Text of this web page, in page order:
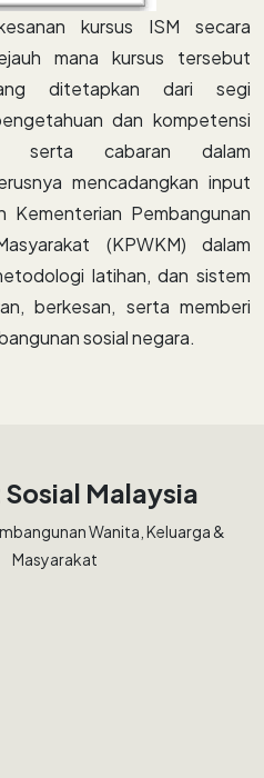
kursus ISM secara
mana kursus tersebut
ditetapkan dari segi
dan kompetensi
serta cabaran dalam
mencadangkan input
Pembangunan
(KPWKM) dalam
latihan, dan sistem
berkesan, serta memberi
sosial negara.
Malaysia
Wanita, Keluarga &
Masyarakat